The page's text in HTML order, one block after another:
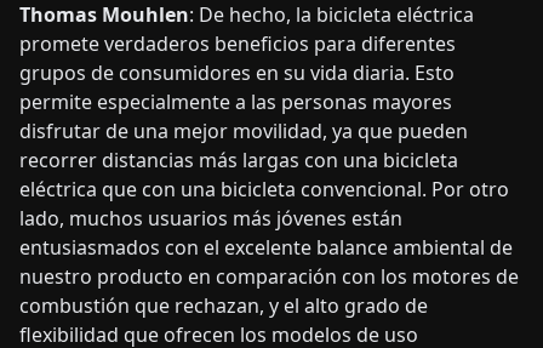
Thomas Mouhlen: De hecho, la bicicleta eléctrica
promete verdaderos beneficios para diferentes
grupos de consumidores en su vida diaria. Esto
permite especialmente a las personas mayores
disfrutar de una mejor movilidad, ya que pueden
recorrer distancias más largas con una bicicleta
eléctrica que con una bicicleta convencional. Por otro
lado, muchos usuarios más jóvenes están
entusiasmados con el excelente balance ambiental de
nuestro producto en comparación con los motores de
combustión que rechazan, y el alto grado de
flexibilidad que ofrecen los modelos de uso